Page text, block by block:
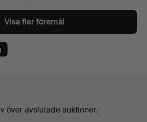
Visa fler föremål
över avslutade auktioner.